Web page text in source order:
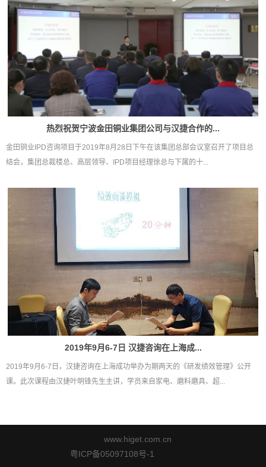
热烈祝贺宁波金田铜业集团公司与汉捷合作的...
金田铜业IPD咨询项目于2019年8月28日下午在该集团总部会议室召开了项目总
结会，集团总裁楼总、高层领导、IPD项目经理徐总与下属的十...
2019年9月6-7日 汉捷咨询在上海成...
2019年9月6-7日，汉捷咨询在上海成功举办为期两天的《研发绩效管理》公开
课。此次课程由汉捷叶明锋先生主讲，学员来自家电、磨料磨具、超...
www.higet.com.cn
粤ICP备05097108号-1